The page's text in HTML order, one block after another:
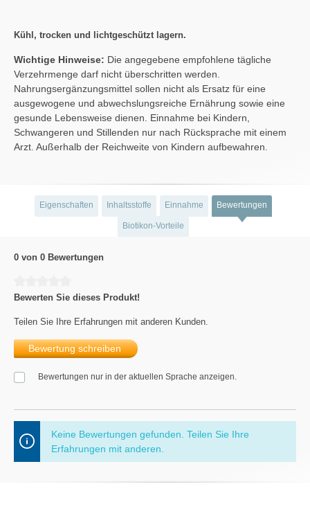
Kühl, trocken und lichtgeschützt lagern.
Wichtige Hinweise: Die angegebene empfohlene tägliche
Verzehrmenge darf nicht überschritten werden.
Nahrungsergänzungsmittel sollen nicht als Ersatz für eine
ausgewogene und abwechslungsreiche Ernährung sowie eine
gesunde Lebensweise dienen. Einnahme bei Kindern,
Schwangeren und Stillenden nur nach Rücksprache mit einem
Arzt. Außerhalb der Reichweite von Kindern aufbewahren.
Eigenschaften Inhaltsstoffe Einnahme Bewertungen
Biotikon-Vorteile
0 von 0 Bewertungen
Bewerten Sie dieses Produkt!
Teilen Sie Ihre Erfahrungen mit anderen Kunden.
Bewertung schreiben
Bewertungen nur in der aktuellen Sprache anzeigen.
Keine Bewertungen gefunden. Teilen Sie Ihre
Erfahrungen mit anderen.